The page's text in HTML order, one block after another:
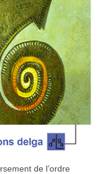
de l’ordre